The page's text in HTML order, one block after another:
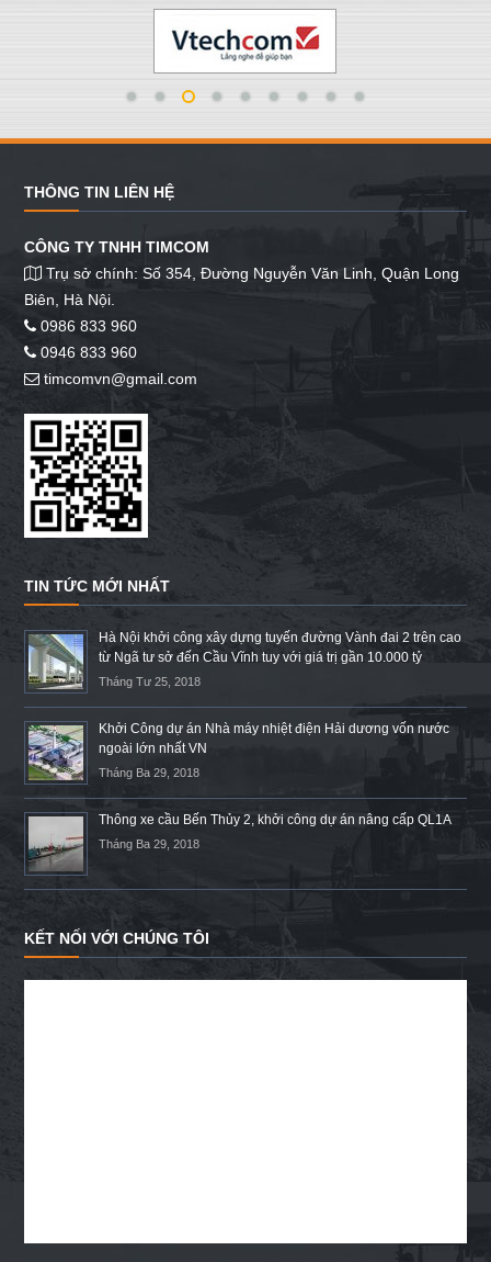
THÔNG TIN LIÊN HỆ
CÔNG TY TNHH TIMCOM
Trụ sở chính: Số 354, Đường Nguyễn Văn Linh, Quận Long
Biên, Hà Nội.
0986 833 960
0946 833 960
timcomvn@gmail.com
TIN TỨC MỚI NHẤT
Hà Nội khởi công xây dựng tuyến đường Vành đai 2 trên cao
từ Ngã tư sở đến Cầu Vĩnh tuy với giá trị gần 10.000 tỷ
Tháng Tư 25, 2018
Khởi Công dự án Nhà máy nhiệt điện Hải dương vốn nước
ngoài lớn nhất VN
Tháng Ba 29, 2018
Thông xe cầu Bến Thủy 2, khởi công dự án nâng cấp QL1A
Tháng Ba 29, 2018
KẾT NỐI VỚI CHÚNG TÔI